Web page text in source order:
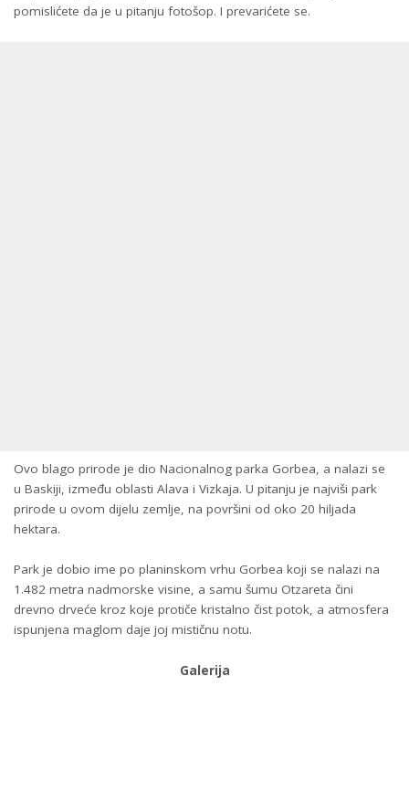
pomislićete da je u pitanju fotošop. I prevarićete se.
Ovo blago prirode je dio Nacionalnog parka Gorbea, a nalazi se
u Baskiji, između oblasti Alava i Vizkaja. U pitanju je najviši park
prirode u ovom dijelu zemlje, na površini od oko 20 hiljada
hektara.
Park je dobio ime po planinskom vrhu Gorbea koji se nalazi na
1.482 metra nadmorske visine, a samu šumu Otzareta čini
drevno drveće kroz koje protiče kristalno čist potok, a atmosfera
ispunjena maglom daje joj mističnu notu.
Galerija